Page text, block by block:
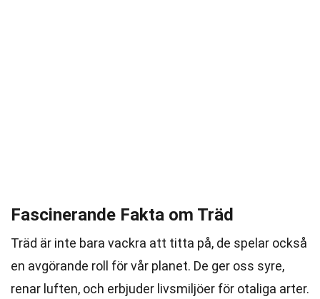
Fascinerande Fakta om Träd
Träd är inte bara vackra att titta på, de spelar också
en avgörande roll för vår planet. De ger oss syre,
renar luften, och erbjuder livsmiljöer för otaliga arter.